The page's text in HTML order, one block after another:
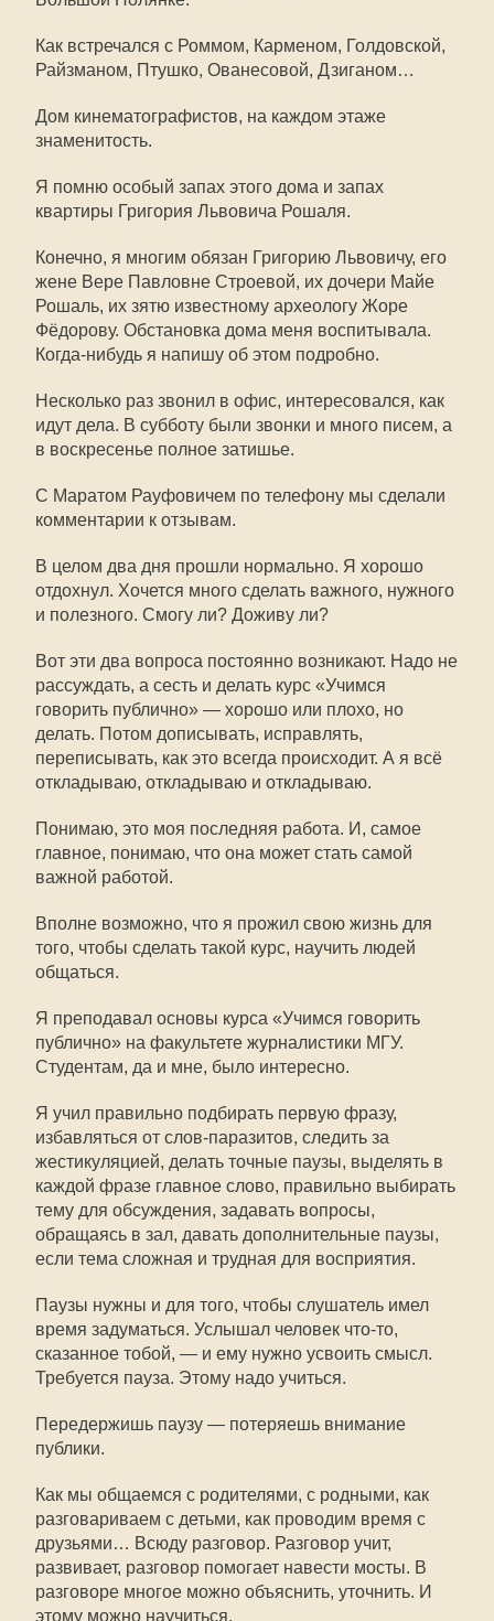
Как встречался с Роммом, Карменом, Голдовской,
Райзманом, Птушко, Ованесовой, Дзиганом…
Дом кинематографистов, на каждом этаже
знаменитость.
Я помню особый запах этого дома и запах
квартиры Григория Львовича Рошаля.
Конечно, я многим обязан Григорию Львовичу, его
жене Вере Павловне Строевой, их дочери Майе
Рошаль, их зятю известному археологу Жоре
Фёдорову. Обстановка дома меня воспитывала.
Когда-нибудь я напишу об этом подробно.
Несколько раз звонил в офис, интересовался, как
идут дела. В субботу были звонки и много писем, а
в воскресенье полное затишье.
С Маратом Рауфовичем по телефону мы сделали
комментарии к отзывам.
В целом два дня прошли нормально. Я хорошо
отдохнул. Хочется много сделать важного, нужного
и полезного. Смогу ли? Доживу ли?
Вот эти два вопроса постоянно возникают. Надо не
рассуждать, а сесть и делать курс «Учимся
говорить публично» — хорошо или плохо, но
делать. Потом дописывать, исправлять,
переписывать, как это всегда происходит. А я всё
откладываю, откладываю и откладываю.
Понимаю, это моя последняя работа. И, самое
главное, понимаю, что она может стать самой
важной работой.
Вполне возможно, что я прожил свою жизнь для
того, чтобы сделать такой курс, научить людей
общаться.
Я преподавал основы курса «Учимся говорить
публично» на факультете журналистики МГУ.
Студентам, да и мне, было интересно.
Я учил правильно подбирать первую фразу,
избавляться от слов-паразитов, следить за
жестикуляцией, делать точные паузы, выделять в
каждой фразе главное слово, правильно выбирать
тему для обсуждения, задавать вопросы,
обращаясь в зал, давать дополнительные паузы,
если тема сложная и трудная для восприятия.
Паузы нужны и для того, чтобы слушатель имел
время задуматься. Услышал человек что-то,
сказанное тобой, — и ему нужно усвоить смысл.
Требуется пауза. Этому надо учиться.
Передержишь паузу — потеряешь внимание
публики.
Как мы общаемся с родителями, с родными, как
разговариваем с детьми, как проводим время с
друзьями… Всюду разговор. Разговор учит,
развивает, разговор помогает навести мосты. В
разговоре многое можно объяснить, уточнить. И
этому можно научиться.